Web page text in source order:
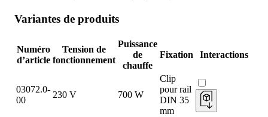
Variantes de produits
Numéro
d’article
Tension de
fonctionnement
Puissance
de
chauffe
Fixation Interactions
03072.0-
00
230 V 700 W
Clip
pour rail
DIN 35
mm